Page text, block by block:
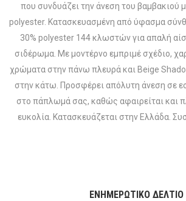
που συνδυάζει την άνεση του βαμβακιού
polyester. Κατασκευασμένη από ύφασμα
30% polyester 144 κλωστών για απαλή
σιδέρωμα. Με μοντέρνο εμπριμέ σχέδιο,
χρώματα στην πάνω πλευρά και Beige
στην κάτω. Προσφέρει απόλυτη άνεση σε
στο πάπλωμά σας, καθώς αφαιρείται και
ευκολία. Κατασκευάζεται στην Ελλάδα.
ΕΝΗΜΕΡΩΤΙΚΌ ΔΕΛΤΊΟ